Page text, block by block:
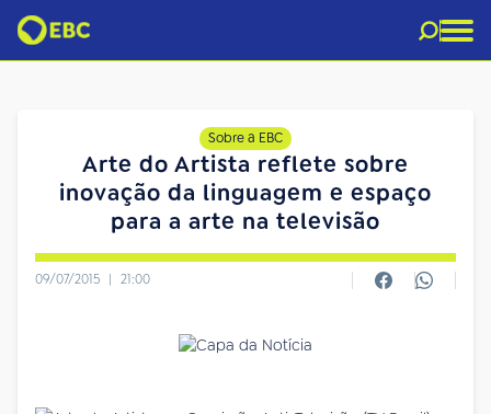
Sobre a EBC
Arte do Artista reflete sobre
inovação da linguagem e espaço
para a arte na televisão
09/07/2015 | 21:00